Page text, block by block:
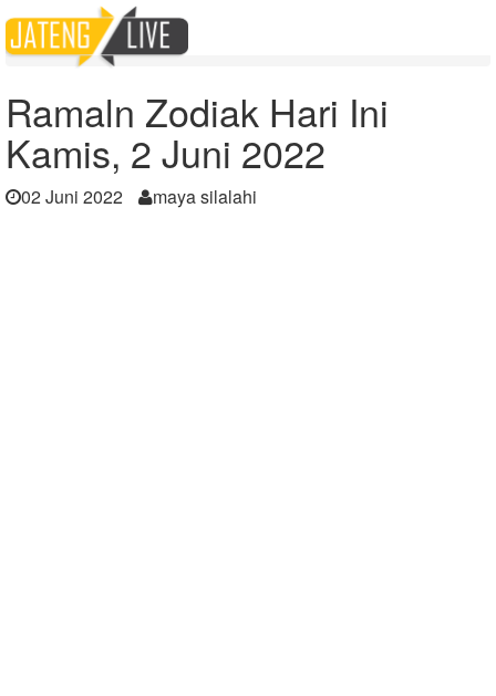
Home
Berita
Ramaln Zodiak Hari Ini Kamis, 2 Juni 2022
Ramaln Zodiak Hari Ini
Kamis, 2 Juni 2022
02 Juni 2022 maya silalahi